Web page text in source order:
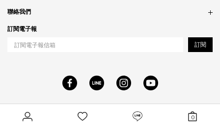
0
隱私政策
食品法規
付款問題
配送問題
退貨問題
會員制度
紅利制度
聯絡我們
合作相關
工作職缺
訂閱電子報
訂閱